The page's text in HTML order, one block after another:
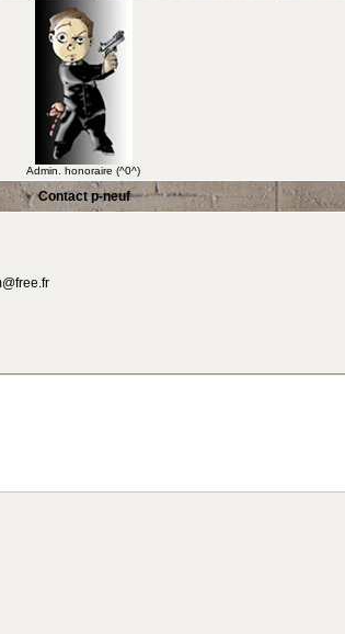
Admin. honoraire (^0^)
Contact p-neuf